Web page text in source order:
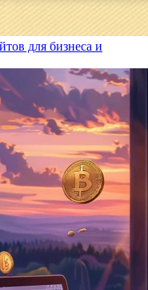
для бизнеса и